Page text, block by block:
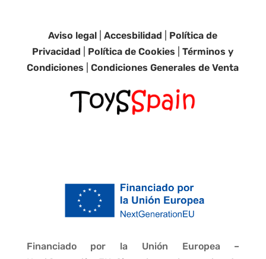
Aviso legal |Accesbilidad
Política de
Privacidad
Política de Cookies |Términos y
Condiciones |Condiciones Generales de Venta
Financiado por la Unión Europea –